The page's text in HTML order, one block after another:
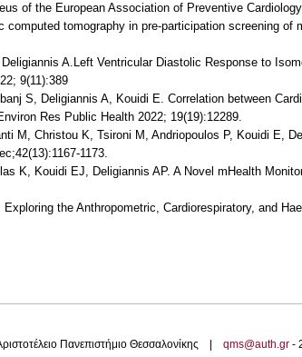
of the European Association of Preventive
tomography in pre-participation screening of
A.Left Ventricular Diastolic Response to
9(11):389
S, Deligiannis A, Kouidi E. Correlation between
Res Public Health 2022; 19(19):12289.
M, Christou K, Tsironi M, Andriopoulos P, Kouidi E,
1173.
K, Kouidi EJ, Deligiannis AP. A Novel mHealth
the Anthropometric, Cardiorespiratory, and
Πανεπιστήμιο Θεσσαλονίκης | qms@auth.gr -